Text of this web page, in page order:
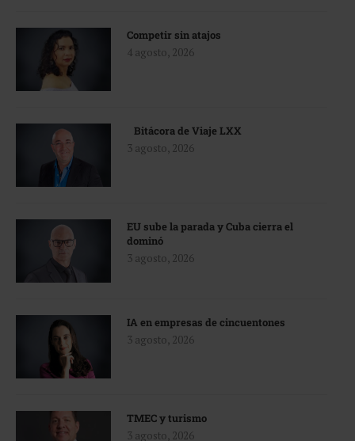
Competir sin atajos
4 agosto, 2026
Bitácora de Viaje LXX
3 agosto, 2026
EU sube la parada y Cuba cierra el
dominó
3 agosto, 2026
IA en empresas de cincuentones
3 agosto, 2026
TMEC y turismo
3 agosto, 2026